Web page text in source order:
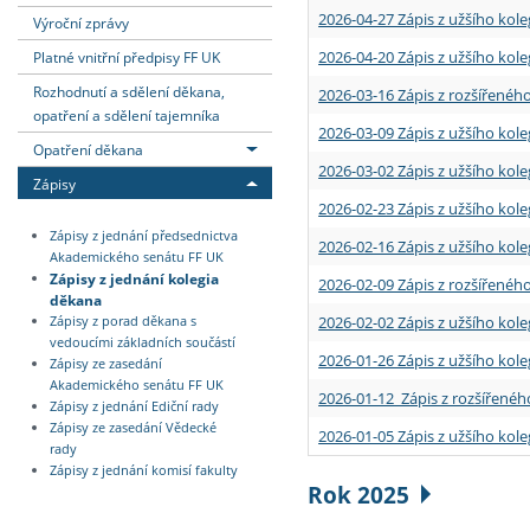
Absolventi fakulty
Vyjíždějící zaměstnanci
Výroční zprávy
Platné vnitřní předpisy FF UK
Rozhodnutí a sdělení děkana,
opatření a sdělení tajemníka
Opatření děkana
Zápisy
Zápisy z jednání předsednictva
Akademického senátu FF UK
Zápisy z jednání kolegia
děkana
Zápisy z porad děkana s
vedoucími základních součástí
Zápisy ze zasedání
Akademického senátu FF UK
Zápisy z jednání Ediční rady
Zápisy ze zasedání Vědecké
rady
Zápisy z jednání komisí fakulty
2026-04-27 Zápis z užšího
2026-04-20 Zápis z užšího
2026-03-16 Zápis z
2026-03-09 Zápis z užšího
2026-03-02 Zápis z užšího
2026-02-23 Zápis z užšího
2026-02-16 Zápis z užšího
2026-02-09 Zápis z
2026-02-02 Zápis z užšího
2026-01-26 Zápis z užšího
2026-01-12 Zápis z
2026-01-05 Zápis z užšího
Rok 2025